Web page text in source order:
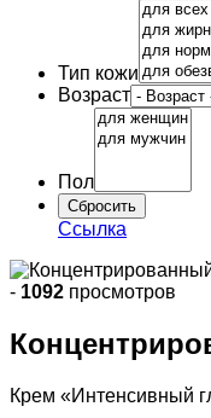
Тип кожи
Возраст
Пол
Ссылка
- 1092 просмотров
Крем «Интенсивный